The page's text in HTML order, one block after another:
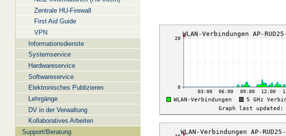
Zentrale HU-Firewall
First Aid Guide
VPN
Informationsdienste
Systemservice
Hardwareservice
Softwareservice
Elektronisches Publizieren
Lehrgänge
DV in der Verwaltung
Kollaboratives Arbeiten
Support/Beratung